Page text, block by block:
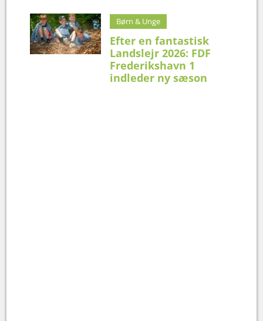
Børn & Unge
Efter en fantastisk
Landslejr 2026: FDF
Frederikshavn 1
indleder ny sæson